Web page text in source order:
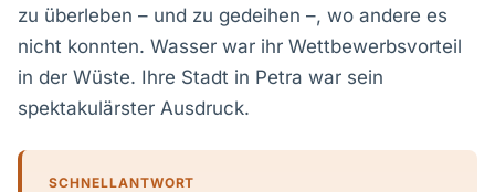
zu überleben – und zu gedeihen –, wo andere es
nicht konnten. Wasser war ihr Wettbewerbsvorteil
in der Wüste. Ihre Stadt in Petra war sein
spektakulärster Ausdruck.
SCHNELLANTWORT